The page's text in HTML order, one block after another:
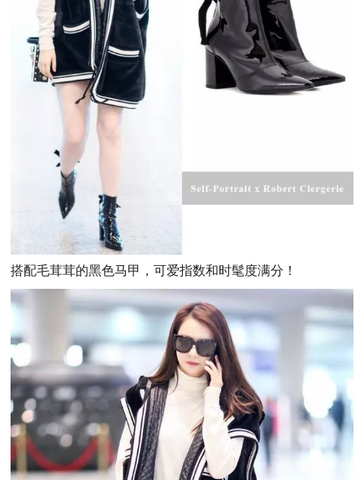
搭配毛茸茸的黑色马甲，可爱指数和时髦度满分！